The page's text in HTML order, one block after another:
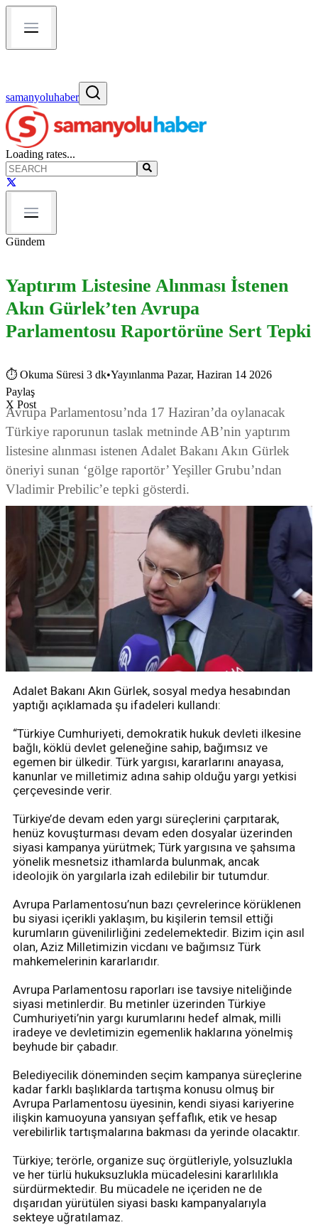
samanyoluhaber
Loading rates...
Gündem
Yaptırım Listesine Alınması İstenen
Akın Gürlek’ten Avrupa
Parlamentosu Raportörüne Sert Tepki
⏱ Okuma Süresi 3 dk•Yayınlanma Pazar, Haziran 14 2026
Paylaş
X Post
Avrupa Parlamentosu’nda 17 Haziran’da oylanacak
Türkiye raporunun taslak metninde AB’nin yaptırım
listesine alınması istenen Adalet Bakanı Akın Gürlek
öneriyi sunan ‘gölge raportör’ Yeşiller Grubu’ndan
Vladimir Prebilic’e tepki gösterdi.
Adalet Bakanı Akın Gürlek, sosyal medya hesabından
yaptığı açıklamada şu ifadeleri kullandı:
“Türkiye Cumhuriyeti, demokratik hukuk devleti ilkesine
bağlı, köklü devlet geleneğine sahip, bağımsız ve
egemen bir ülkedir. Türk yargısı, kararlarını anayasa,
kanunlar ve milletimiz adına sahip olduğu yargı yetkisi
çerçevesinde verir.
Türkiye’de devam eden yargı süreçlerini çarpıtarak,
henüz kovuşturması devam eden dosyalar üzerinden
siyasi kampanya yürütmek; Türk yargısına ve şahsıma
yönelik mesnetsiz ithamlarda bulunmak, ancak
ideolojik ön yargılarla izah edilebilir bir tutumdur.
Avrupa Parlamentosu’nun bazı çevrelerince körüklenen
bu siyasi içerikli yaklaşım, bu kişilerin temsil ettiği
kurumların güvenilirliğini zedelemektedir. Bizim için asıl
olan, Aziz Milletimizin vicdanı ve bağımsız Türk
mahkemelerinin kararlarıdır.
Avrupa Parlamentosu raporları ise tavsiye niteliğinde
siyasi metinlerdir. Bu metinler üzerinden Türkiye
Cumhuriyeti’nin yargı kurumlarını hedef almak, milli
iradeye ve devletimizin egemenlik haklarına yönelmiş
beyhude bir çabadır.
Belediyecilik döneminden seçim kampanya süreçlerine
kadar farklı başlıklarda tartışma konusu olmuş bir
Avrupa Parlamentosu üyesinin, kendi siyasi kariyerine
ilişkin kamuoyuna yansıyan şeffaflık, etik ve hesap
verebilirlik tartışmalarına bakması da yerinde olacaktır.
Türkiye; terörle, organize suç örgütleriyle, yolsuzlukla
ve her türlü hukuksuzlukla mücadelesini kararlılıkla
sürdürmektedir. Bu mücadele ne içeriden ne de
dışarıdan yürütülen siyasi baskı kampanyalarıyla
sekteye uğratılamaz.